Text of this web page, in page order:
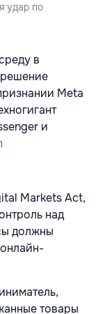
удар по
в
Meta
и
Markets Act,
над
должны
товары